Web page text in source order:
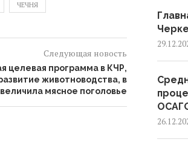
ЧЕЧНЯ
Следующая новость
целевая программа в КЧР,
животноводства, в
мясное поголовье